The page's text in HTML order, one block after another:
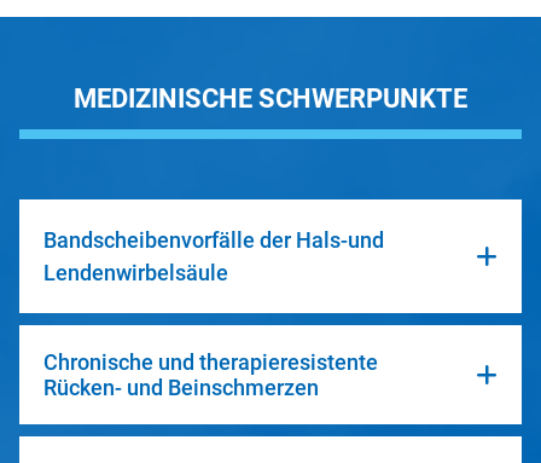
MEDIZINISCHE SCHWERPUNKTE
Bandscheibenvorfälle der Hals-und
Lendenwirbelsäule
Chronische und therapieresistente
Rücken- und Beinschmerzen